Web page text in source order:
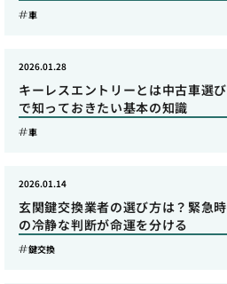
車
キーレスエントリーとは中古車選び
で知っておきたい基本の知識
2026.01.28
車
玄関鍵交換業者の選び方は？緊急時
の冷静な判断が命運を分ける
2026.01.14
鍵交換